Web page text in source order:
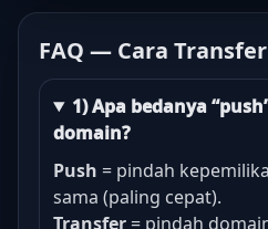
FAQ — Cara
1) Apa bedanya
domain?
Push = pindah
sama (paling cepat).
Transfer = pindah